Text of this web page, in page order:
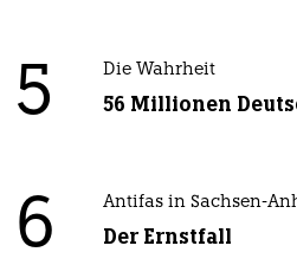
5 Die Wahrheit
56 Millionen
6 Antifas in Sachsen-
Der Ernstfall